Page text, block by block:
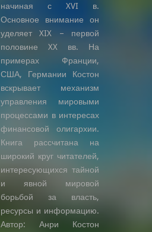
начиная с XVI в.
Основное внимание он
уделяет XIX – первой
половине XX вв. На
примерах Франции,
США, Германии Костон
вскрывает механизм
управления мировыми
процессами в интересах
финансовой олигархии.
Книга рассчитана на
широкий круг читателей,
интересующихся тайной
и явной мировой
борьбой за власть,
ресурсы и информацию.
Автор: Анри Костон